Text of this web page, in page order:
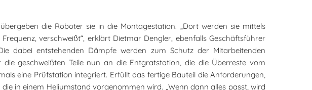
die Roboter sie in die Montagestation. „Dort werden sie mittels
verschweißt“, erklärt Dietmar Dengler, ebenfalls Geschäftsführer
dabei entstehenden Dämpfe werden zum Schutz der Mitarbeitenden
geschweißten Teile nun an die Entgratstation, die die Überreste vom
eine Prüfstation integriert. Erfüllt das fertige Bauteil die Anforderungen,
in einem Heliumstand vorgenommen wird. „Wenn dann alles passt, wird